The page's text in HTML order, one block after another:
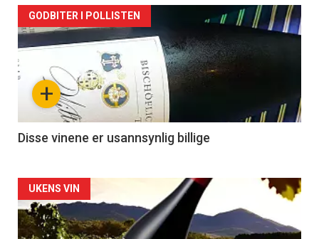
Forsiden
akkurat
nå
3
+
GODBITER I POLLISTEN
Disse vinene er usannsynlig billige
Forsiden
akkurat
UKENS VIN